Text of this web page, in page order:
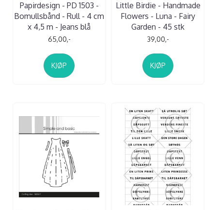
Papirdesign - PD 1503 -
Bomullsbånd - Rull - 4 cm
x 4,5 m - Jeans blå
65,00,-
KJØP
Little Birdie - Handmade
Flowers - Luna - Fairy
Garden - 45 stk
39,00,-
KJØP